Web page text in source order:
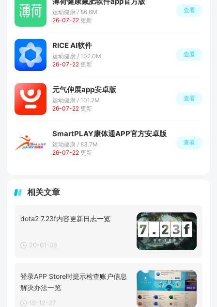
运动健康 / 86.6M
26-07-22 更新
查看
RICE AI软件
运动健康 / 102.0M
26-07-22 更新
查看
元气伸展app安卓版
运动健康 / 101.2M
26-07-22 更新
查看
SmartPLAY康体通APP官方安卓版
运动健康 / 83.7M
26-07-22 更新
查看
相关文章
dota2 7.23f内容更新日志一览
20-01-08
登录APP Store时提示检查账户信息
解决办法一览
19-12-27